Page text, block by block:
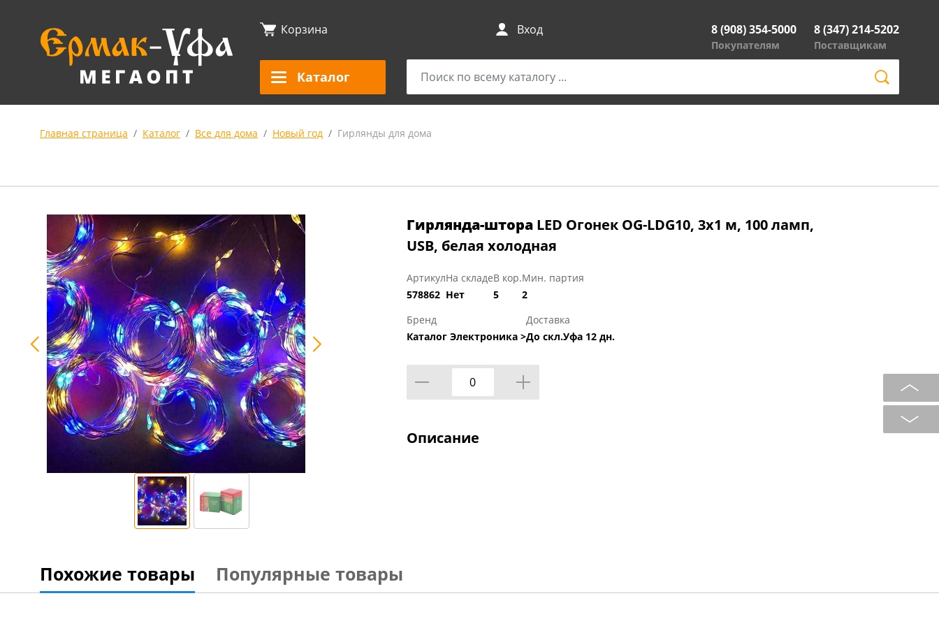
Корзина Вход 8 (908) 354-5000
Покупателям
8 (347) 214-5202
Поставщикам
Каталог
Главная страница Каталог Все для дома Новый год Гирлянды для дома
Гирлянда-штора LED Огонек OG-LDG10, 3х1 м, 100 ламп,
USB, белая холодная
Артикул
578862
На складе
Нет
В кор.
5
Мин. партия
2
Бренд
Каталог Электроника >
Доставка
До скл.Уфа 12 дн.
Описание
Похожие товары Популярные товары